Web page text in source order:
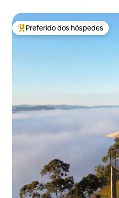
Entre os melhores preferidos
Preferido dos hóspedes